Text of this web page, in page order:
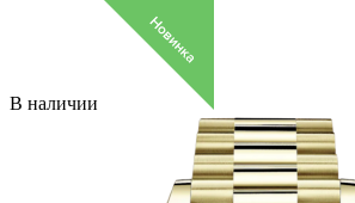
В наличии